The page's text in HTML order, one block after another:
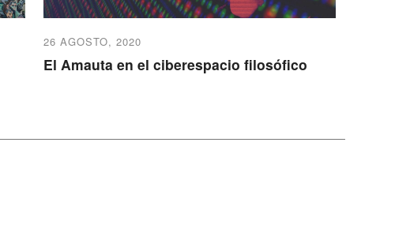
26 AGOSTO, 2020
El Amauta en el ciberespacio filosófico